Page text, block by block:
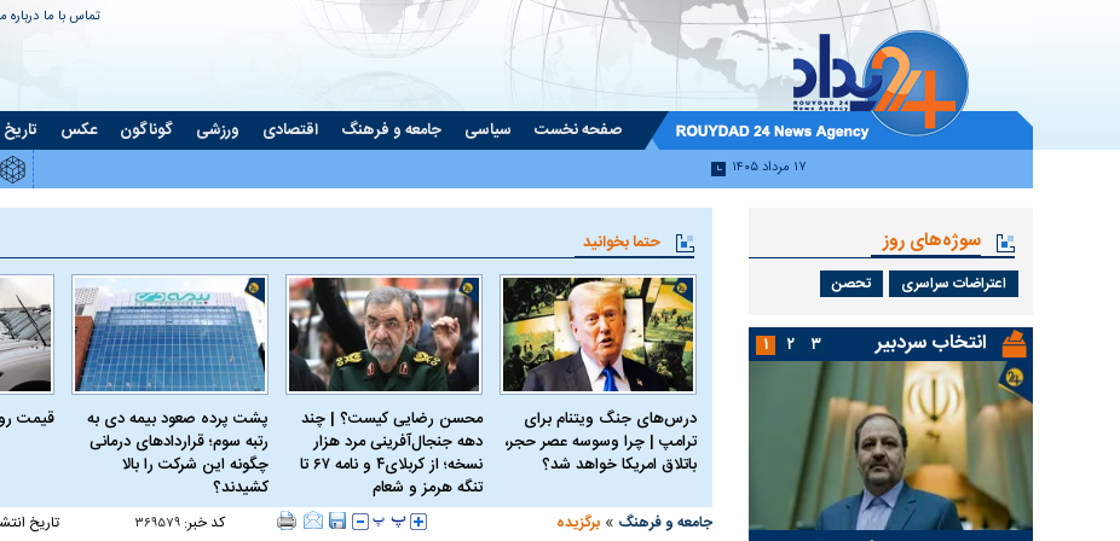
تماس با ما درباره
صفحه نخست سیاسی جامعه و فرهنگ اقتصادی ورزشی گوناگون عکس تاریخ
۱۷ مرداد ۱۴۰۵
حتما بخوانید
درس‌های جنگ ویتنام برای
ترامپ | چرا وسوسه عصر حجر،
باتلاق امریکا خواهد شد؟
محسن رضایی کیست؟ | چند
دهه جنجال‌آفرینی مرد هزار
نسخه؛ از کربلای۴ و نامه ۶۷ تا
تنگه هرمز و شعام
پشت پرده صعود بیمه دی به
رتبه سوم؛ قراردادهای درمانی
چگونه این شرکت را بالا
کشیدند؟
قیمت روز
جامعه و فرهنگ » برگزیده کد خبر: ۳۶۹۵۷۹ تاریخ
سوژه‌های روز
اعتراضات سراسری تحصن
انتخاب سردبیر ۱ ۲ ۳